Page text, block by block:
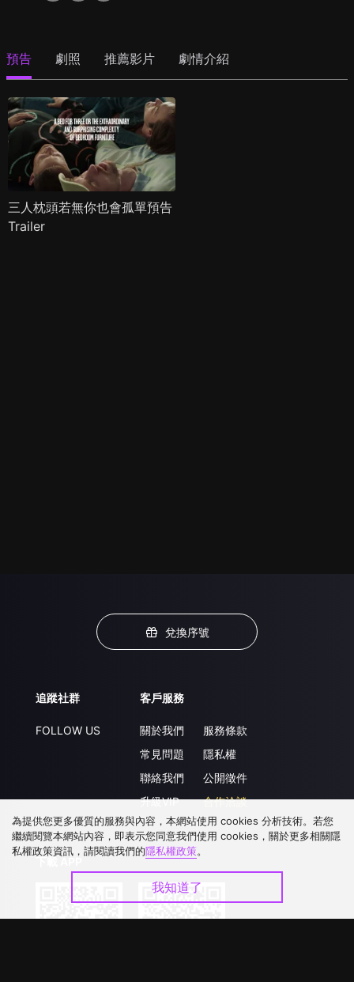
預告 劇照 推薦影片 劇情介紹
三人枕頭若無你也會孤單預告
Trailer
兌換序號
追蹤社群
FOLLOW US
客戶服務
關於我們
常見問題
聯絡我們
升級VIP
服務條款
隱私權
公開徵件
合作洽談
為提供您更多優質的服務與內容，本網站使用 cookies 分析技術。若您
繼續閱覽本網站內容，即表示您同意我們使用 cookies，關於更多相關隱
私權政策資訊，請閱讀我們的隱私權政策。
我知道了